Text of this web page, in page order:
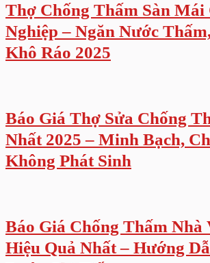
Thợ Chống Thấm Sàn Mái
Nghiệp – Ngăn Nước
Khô Ráo 2025
Báo Giá Thợ Sửa Chống
Nhất 2025 – Minh Bạch,
Không Phát Sinh
Báo Giá Chống Thấm Nhà
Hiệu Quả Nhất – Hướng